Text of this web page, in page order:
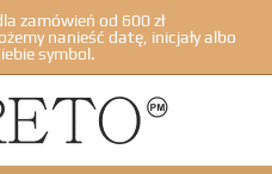
zamówień od 600 zł
nanieść datę, inicjały albo
symbol.